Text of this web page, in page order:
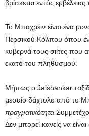
βρίσκεται εντός εμβέλειας
Το Μπαχρέιν είναι ένα
Περσικού Κόλπου όπου
κυβερνά τους σιίτες που
εκατό του πληθυσμού.
Μήπως ο Jaishankar
μεσαίο δάχτυλο από το
πραγματικότητα
Δεν μπορεί κανείς να είναι